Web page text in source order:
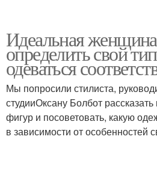
Идеальная
определить свой
одеваться
Мы попросили стилиста,
студииОксану Болбот
фигур и посоветовать, какую
в зависимости от особенностей